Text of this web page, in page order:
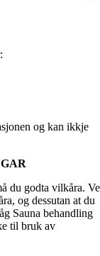
og kan ikkje
du godta vilkåra.
og dessutan at du
Sauna behandling
til bruk av